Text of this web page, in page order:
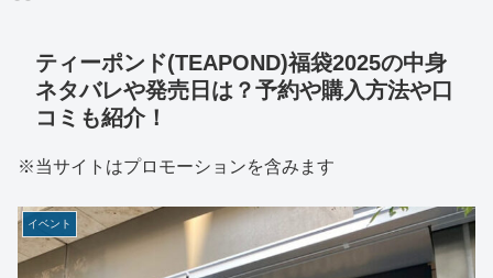
ティーポンド(TEAPOND)福袋2025の中身
ネタバレや発売日は？予約や購入方法や口
コミも紹介！
※当サイトはプロモーションを含みます
イベント